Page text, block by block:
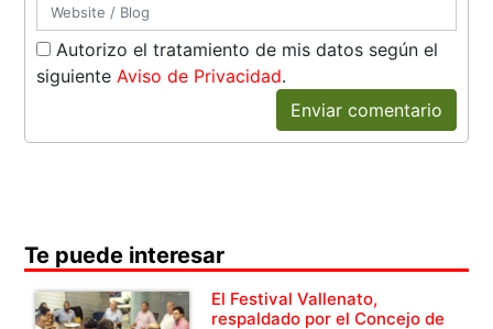
Autorizo el tratamiento de mis datos según el
siguienteAviso de Privacidad.
Enviar comentario
Te puede interesar
El Festival Vallenato,
respaldado por el Concejo de